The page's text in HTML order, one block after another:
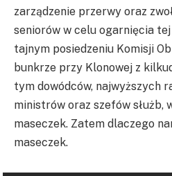
zarządzenie przerwy oraz
seniorów w celu ogarnięcia
tajnym posiedzeniu Komisji
bunkrze przy Klonowej z
tym dowódców, najwyższych
ministrów oraz szefów służb,
maseczek. Zatem dlaczego
maseczek.